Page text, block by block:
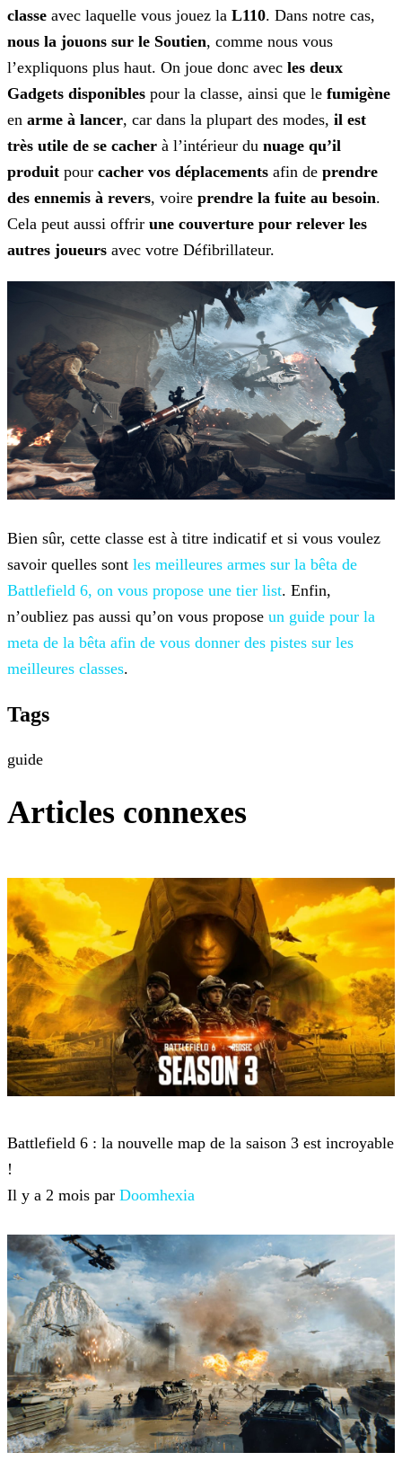
classe avec laquelle vous jouez la L110. Dans notre cas,
nous la jouons sur le Soutien, comme nous vous
l’expliquons plus haut. On joue donc avec les deux
Gadgets disponibles pour la classe, ainsi que le fumigène
en arme à lancer, car dans la plupart des modes, il est
très utile de se cacher à l’intérieur du nuage qu’il
produit pour cacher vos déplacements afin de prendre
des ennemis à revers, voire prendre la fuite au besoin.
Cela peut aussi offrir une couverture pour relever les
autres joueurs avec votre Défibrillateur.
Bien sûr, cette classe est à titre indicatif et si vous voulez
savoir quelles sont les meilleures armes sur la bêta de
Battlefield 6, on vous propose une tier list. Enfin,
n’oubliez pas aussi qu’on vous propose un guide pour la
meta de la bêta afin de vous donner des pistes sur les
meilleures classes.
Tags
guide
Articles connexes
Battlefield 6 : la nouvelle map de la saison 3 est incroyable
!
Il y a 2 mois par Doomhexia